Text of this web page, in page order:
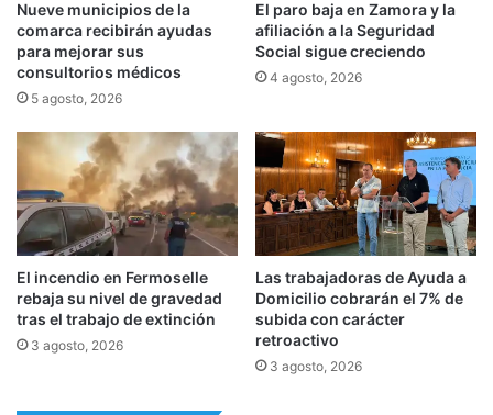
Nueve municipios de la
comarca recibirán ayudas
para mejorar sus
consultorios médicos
5 agosto, 2026
El paro baja en Zamora y la
afiliación a la Seguridad
Social sigue creciendo
4 agosto, 2026
El incendio en Fermoselle
rebaja su nivel de gravedad
tras el trabajo de extinción
3 agosto, 2026
Las trabajadoras de Ayuda a
Domicilio cobrarán el 7% de
subida con carácter
retroactivo
3 agosto, 2026